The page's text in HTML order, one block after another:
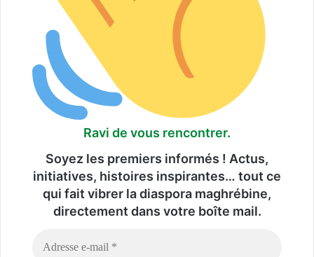
Ravi de vous rencontrer.
Soyez les premiers informés ! Actus,
initiatives, histoires inspirantes… tout ce
qui fait vibrer la diaspora maghrébine,
directement dans votre boîte mail.